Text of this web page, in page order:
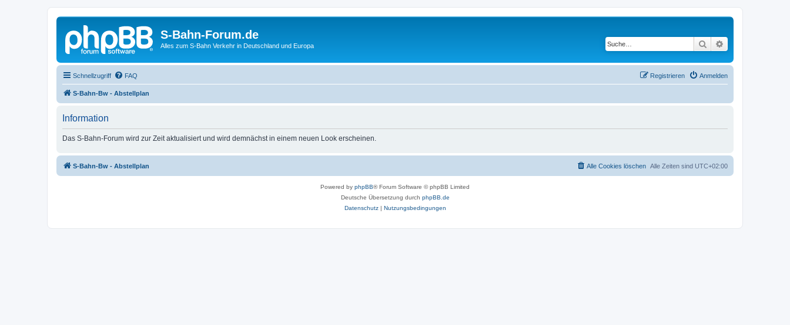
S-Bahn-Forum.de
Alles zum S-Bahn Verkehr in Deutschland und Europa Suche
Schnellzugriff FAQ Anmelden
Registrieren
S-Bahn-Bw - Abstellplan
Information
Das S-Bahn-Forum wird zur Zeit aktualisiert und wird demnächst in einem neuen Look erscheinen.
S-Bahn-Bw - Abstellplan Alle Zeiten sind UTC+02:00
Alle Cookies löschen
Powered by phpBB® Forum Software © phpBB Limited
Deutsche Übersetzung durch phpBB.de
Datenschutz| Nutzungsbedingungen